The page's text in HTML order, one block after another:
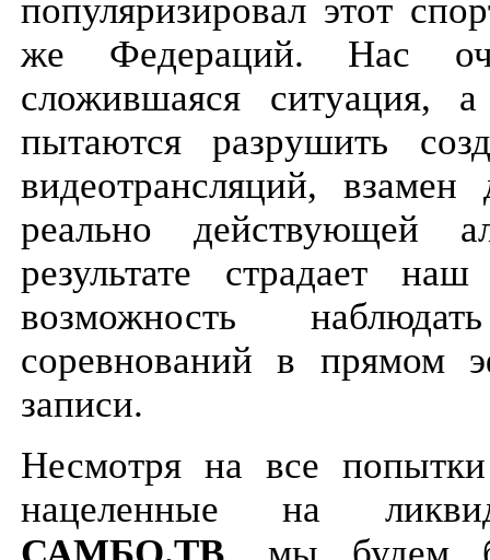
популяризировал этот
же Федераций. Нас
сложившаяся ситуация,
пытаются разрушить
видеотрансляций,
реально действующей
результате страдает
возможность
соревнований в прямом
записи.
Несмотря на все
нацеленные на